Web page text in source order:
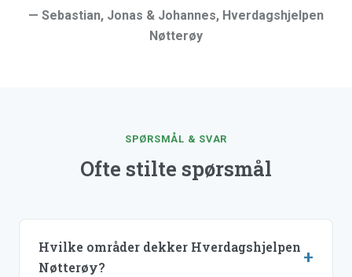
— Sebastian, Jonas & Johannes, Hverdagshjelpen
Nøtterøy
SPØRSMÅL & SVAR
Ofte stilte spørsmål
Hvilke områder dekker Hverdagshjelpen
Nøtterøy?